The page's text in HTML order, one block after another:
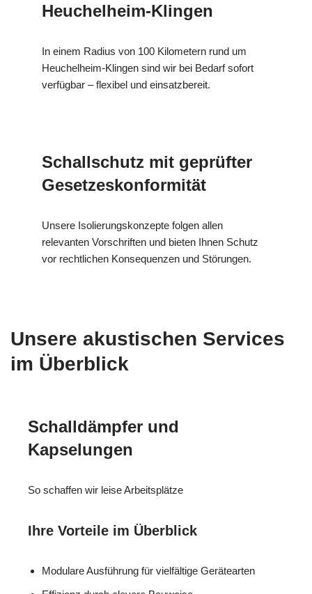
Heuchelheim-Klingen
In einem Radius von 100 Kilometern rund um
Heuchelheim-Klingen sind wir bei Bedarf sofort
verfügbar – flexibel und einsatzbereit.
Schallschutz mit geprüfter
Gesetzeskonformität
Unsere Isolierungskonzepte folgen allen
relevanten Vorschriften und bieten Ihnen Schutz
vor rechtlichen Konsequenzen und Störungen.
Unsere akustischen Services
im Überblick
Schalldämpfer und
Kapselungen
So schaffen wir leise Arbeitsplätze
Ihre Vorteile im Überblick
Modulare Ausführung für vielfältige Gerätearten